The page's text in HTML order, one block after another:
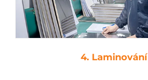
4. Laminování